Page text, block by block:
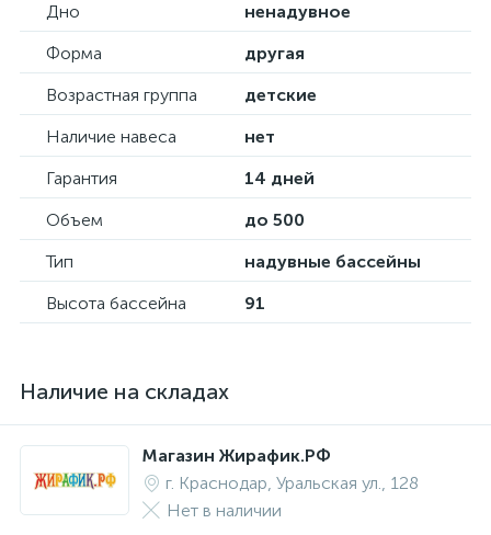
Дно
ненадувное
Форма
другая
Возрастная группа
детские
Наличие навеса
нет
Гарантия
14 дней
Объем
до 500
Тип
надувные бассейны
Высота бассейна
91
Наличие на складах
Магазин Жирафик.РФ
г. Краснодар, Уральская ул., 128
Нет в наличии